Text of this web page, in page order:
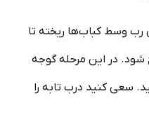
رب وسط کباب‌ها ریخته تا
در این مرحله گوجه
سعی کنید درب تابه را